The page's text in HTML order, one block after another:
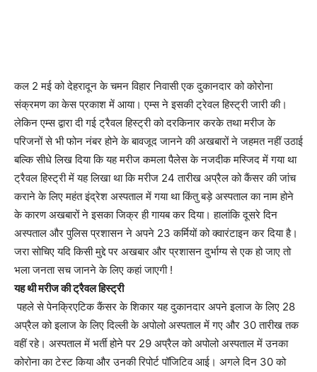
कल 2 मई को देहरादून के चमन विहार निवासी एक दुकानदार को कोरोना
संक्रमण का केस प्रकाश में आया। एम्स ने इसकी ट्रेवल हिस्ट्री जारी की।
लेकिन एम्स द्वारा दी गई ट्रैवल हिस्ट्री को दरकिनार करके तथा मरीज के
परिजनों से भी फोन नंबर होने के बावजूद जानने की अखबारों ने जहमत नहीं उठाई
बल्कि सीधे लिख दिया कि यह मरीज कमला पैलेस के नजदीक मस्जिद में गया था
ट्रैवल हिस्ट्री में यह लिखा था कि मरीज 24 तारीख अप्रैल को कैंसर की जांच
कराने के लिए महंत इंद्रेश अस्पताल में गया था किंतु बड़े अस्पताल का नाम होने
के कारण अखबारों ने इसका जिक्र ही गायब कर दिया। हालांकि दूसरे दिन
अस्पताल और पुलिस प्रशासन ने अपने 23 कर्मियों को क्वारंटाइन कर दिया है।
जरा सोचिए यदि किसी मुद्दे पर अखबार और प्रशासन दुर्भाग्य से एक हो जाए तो
भला जनता सच जानने के लिए कहां जाएगी !
यह थी मरीज की ट्रैवल हिस्ट्री
पहले से पेनक्रिएटिक कैंसर के शिकार यह दुकानदार अपने इलाज के लिए 28
अप्रैल को इलाज के लिए दिल्ली के अपोलो अस्पताल में गए और 30 तारीख तक
वहीं रहे। अस्पताल में भर्ती होने पर 29 अप्रैल को अपोलो अस्पताल में उनका
कोरोना का टेस्ट किया और उनकी रिपोर्ट पॉजिटिव आई। अगले दिन 30 को